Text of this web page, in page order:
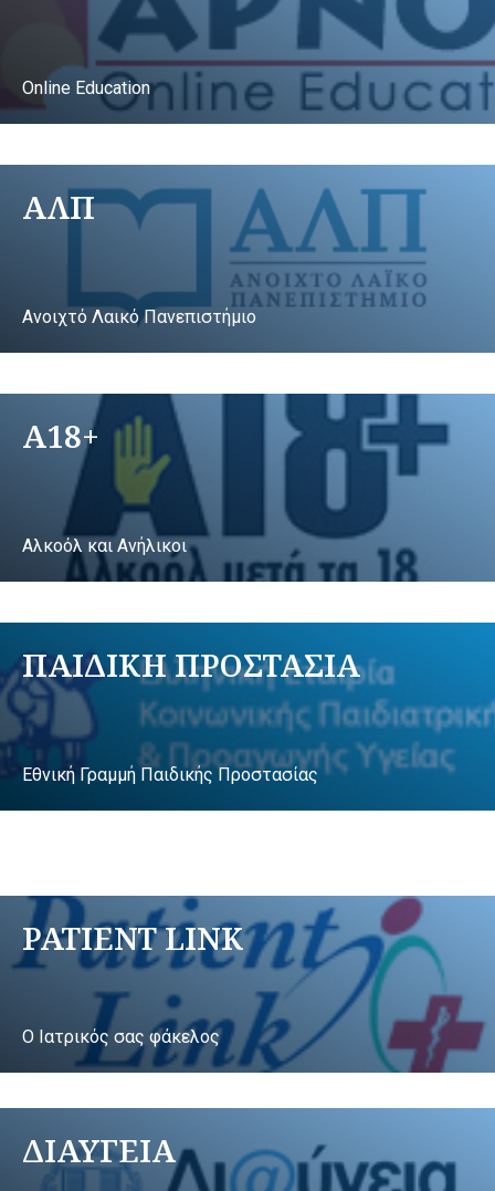
Online Education
ΑΛΠ
Ανοιχτό Λαικό Πανεπιστήμιο
A18+
Αλκοόλ και Ανήλικοι
ΠΑΙΔΙΚΗ ΠΡΟΣΤΑΣΙΑ
Εθνική Γραμμή Παιδικής Προστασίας
PATIENT LINK
Ο Ιατρικός σας φάκελος
ΔΙΑΥΓΕΙΑ